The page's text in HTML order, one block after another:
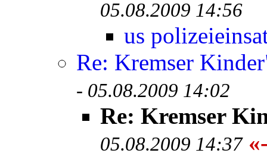
05.08.2009 14:56
us
Re: Kremser
- 05.08.2009 14:02
Re: Kremser
05.08.2009 14:37